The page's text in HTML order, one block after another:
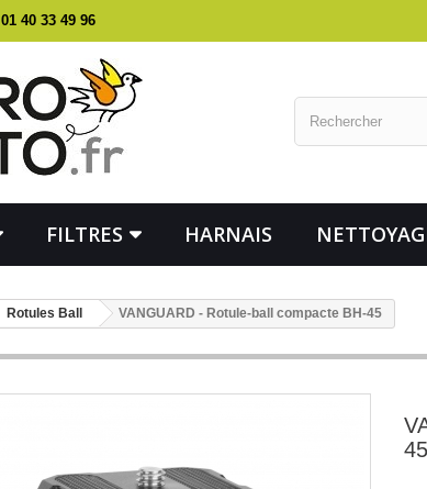
01 40 33 49 96
FILTRES HARNAIS
Rotules Ball VANGUARD - Rotule-ball compacte BH-45
45